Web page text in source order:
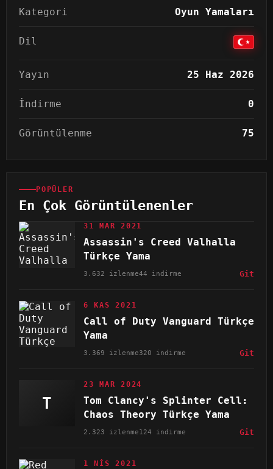
Kategori Oyun Yamaları
Dil
Yayın 25 Haz 2026
İndirme 0
Görüntülenme 75
POPÜLER
En Çok Görüntülenenler
31 MAR 2021
Assassin's Creed Valhalla
Türkçe Yama
3.632 izlenme44 indirme Git
6 KAS 2021
Call of Duty Vanguard Türkçe
Yama
3.369 izlenme320 indirme Git
T
23 MAR 2024
Tom Clancy's Splinter Cell:
Chaos Theory Türkçe Yama
2.323 izlenme124 indirme Git
1 NIS 2021